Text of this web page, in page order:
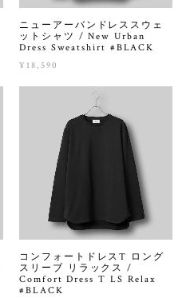
ニューアーバンドレススウェ
ットシャツ / New Urban
Dress Sweatshirt #BLACK
¥18,590
コンフォートドレスT ロング
スリーブ リラックス /
Comfort Dress T LS Relax
#BLACK